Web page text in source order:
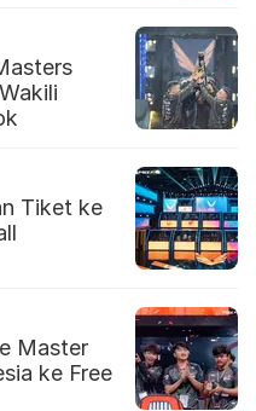
Tiket ke
Master
ke Free